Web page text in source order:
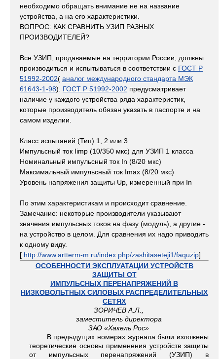
необходимо обращать внимание не на название
устройства, а на его характеристики.
ВОПРОС: КАК СРАВНИТЬ УЗИП РАЗНЫХ
ПРОИЗВОДИТЕЛЕЙ?
Все УЗИП, продаваемые на территории России, должны
производиться и испытываться в соответствии с ГОСТ Р
51992-2002( аналог международного стандарта МЭК
61643-1-98). ГОСТ Р 51992-2002 предусматривает
наличие у каждого устройства ряда характеристик,
которые производитель обязан указать в паспорте и на
самом изделии.
Класс испытаний (Тип) 1, 2 или 3
Импульсный ток Iimp (10/350 мкс) для УЗИП 1 класса
Номинальный импульсный ток In (8/20 мкс)
Максимальный импульсный ток Imax (8/20 мкс)
Уровень напряжения защиты Up, измеренный при In
По этим характеристикам и происходит сравнение.
Замечание: некоторые производители указывают
значения импульсных токов на фазу (модуль), а другие -
на устройство в целом. Для сравнения их надо приводить
к одному виду.
[ http://www.artterm-m.ru/index.php/zashitaseteji1/faquzip]
ОСОБЕННОСТИ ЭКСПЛУАТАЦИИ УСТРОЙСТВ
ЗАЩИТЫ ОТ
ИМПУЛЬСНЫХ ПЕРЕНАПРЯЖЕНИЙ В
НИЗКОВОЛЬТНЫХ СИЛОВЫХ РАСПРЕДЕЛИТЕЛЬНЫХ
СЕТЯХ
ЗОРИЧЕВ А.Л.,
заместитель директора
ЗАО «Хакель Рос»
В предыдущих номерах журнала были изложены
теоретические основы применения устройств защиты
от импульсных перенапряжений (УЗИП) в